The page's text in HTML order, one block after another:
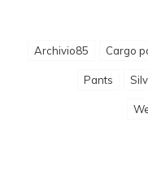
Archivio85 Cargo
Pants